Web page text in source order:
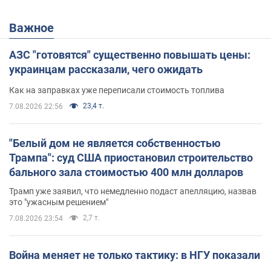
Важное
АЗС "готовятся" существенно повышать цены:
украинцам рассказали, чего ожидать
Как на заправках уже переписали стоимость топлива
7.08.2026 22:56 23,4 т.
"Белый дом не является собственностью
Трампа": суд США приостановил строительство
бального зала стоимостью 400 млн долларов
Трамп уже заявил, что немедленно подаст апелляцию, назвав
это "ужасным решением"
7.08.2026 23:54 2,7 т.
Война меняет не только тактику: в НГУ показали